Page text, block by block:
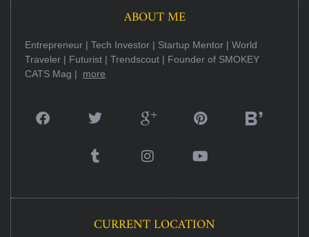
ABOUT ME
Entrepreneur | Tech Investor | Startup Mentor | World
Traveler | Futurist | Trendscout | Founder of SMOKEY
CATS Mag | more
CURRENT LOCATION